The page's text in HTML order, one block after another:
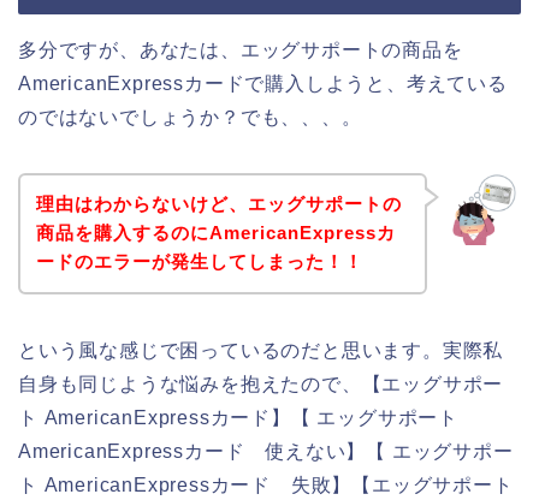
多分ですが、あなたは、エッグサポートの商品を
AmericanExpressカードで購入しようと、考えている
のではないでしょうか？でも、、、。
理由はわからないけど、エッグサポートの
商品を購入するのにAmericanExpressカ
ードのエラーが発生してしまった！！
という風な感じで困っているのだと思います。実際私
自身も同じような悩みを抱えたので、【エッグサポー
ト AmericanExpressカード】【 エッグサポート
AmericanExpressカード 使えない】【 エッグサポー
ト AmericanExpressカード 失敗】【エッグサポート